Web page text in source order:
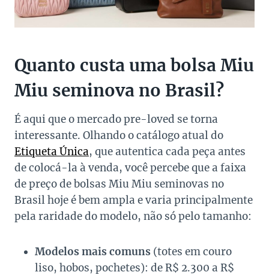
Quanto custa uma bolsa Miu
Miu seminova no Brasil?
É aqui que o mercado pre-loved se torna
interessante. Olhando o catálogo atual do
Etiqueta Única, que autentica cada peça antes
de colocá-la à venda, você percebe que a faixa
de preço de bolsas Miu Miu seminovas no
Brasil hoje é bem ampla e varia principalmente
pela raridade do modelo, não só pelo tamanho:
Modelos mais comuns (totes em couro
liso, hobos, pochetes): de R$ 2.300 a R$